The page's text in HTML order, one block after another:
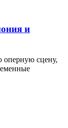
и
оперную сцену,